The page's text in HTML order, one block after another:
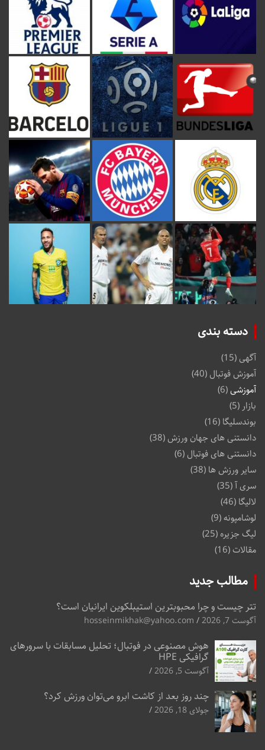
دسته بندی
آگهی(15)
آموزش فوتبال (40)
آموزشی(6)
بازار (5)
بوندسلیگا (16)
دانستنی های جهان ورزش(38)
دانستنی های فوتبال (6)
سایر ورزش ها (38)
سری آ(35)
لالیگا (46)
لوشامپونه(9)
لیگ جزیره (25)
مقالات(16)
مطالب جدید
تتر چیست و چرا محبوبترین استیبلکوین ایرانیان است؟
آگوست 7, 2026 hosseinmikhak@yahoo.com
هوش مصنوعی در فوتبال؛ تحلیل مسابقات با سرورهای
گرافیکی HPE
آگوست 5, 2026
چند روز بعد از کاشت ابرو می‌توان ورزش کرد؟
جولای 18, 2026